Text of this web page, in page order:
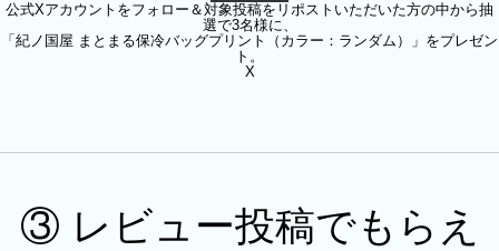
公式Xアカウントをフォロー＆対象投稿をリポストいただいた方の中から抽
選で3名様に、
「紀ノ国屋 まとまる保冷バッグプリント（カラー：ランダム）」をプレゼン
ト。
X
③ レビュー投稿でもらえ